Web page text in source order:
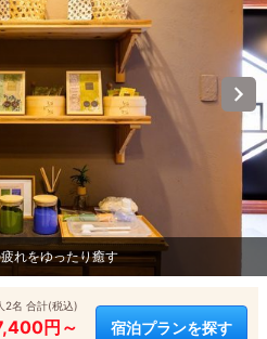
れをゆったり癒す
2名 合計(税込)
円～ 宿泊プランを探す